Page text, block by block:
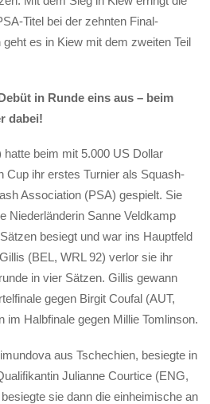
Titel bei der zehnten Final-
es in Kiew mit dem zweiten Teil
in Runde eins aus – beim
dabei!
hatte beim mit 5.000 US Dollar
Cup ihr erstes Turnier als Squash-
Association (PSA) gespielt. Sie
Niederländerin Sanne Veldkamp
besiegt und war ins Hauptfeld
(BEL, WRL 92) verlor sie ihr
in vier Sätzen. Gillis gewann
gegen Birgit Coufal (AUT,
im Halbfinale gegen Millie Tomlinson.
aus Tschechien, besiegte in
Julianne Courtice (ENG,
sie dann die einheimische an